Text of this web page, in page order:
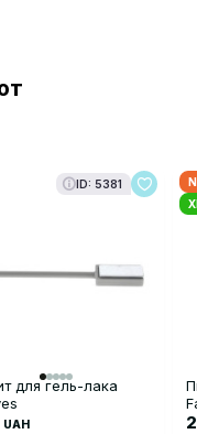
ID: 5381
для гель-лака
UAH